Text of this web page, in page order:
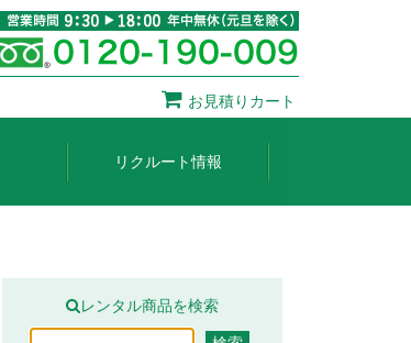
お見積りカート
リクルート情報
レンタル商品を検索